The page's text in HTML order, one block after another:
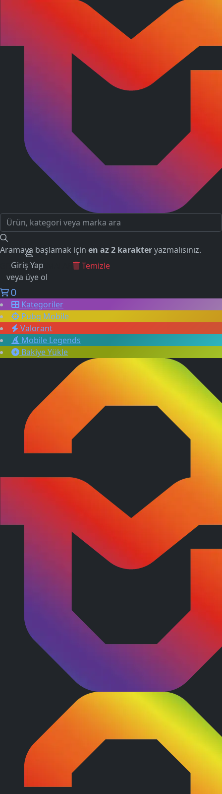
Aramaya başlamak için en az 2 karakteryazmalısınız.
GEÇMİŞ ARAMALAR
Temizle
Giriş Yap
veya üye ol
0
Kategoriler
Pubg Mobile
Valorant
Mobile Legends
Bakiye Yükle